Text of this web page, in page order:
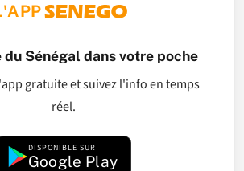
Sénégal dans votre poche
gratuite et suivez l'info en temps
réel.
DISPONIBLE SUR
Google Play